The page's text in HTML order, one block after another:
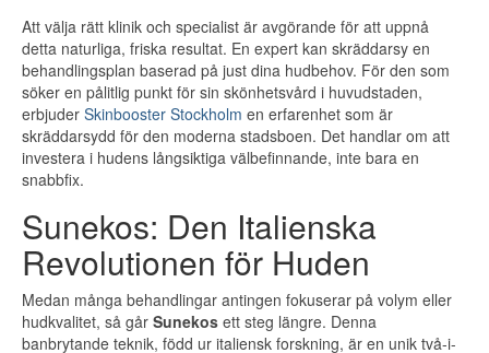
Att välja rätt klinik och specialist är avgörande för att uppnå
detta naturliga, friska resultat. En expert kan skräddarsy en
behandlingsplan baserad på just dina hudbehov. För den som
söker en pålitlig punkt för sin skönhetsvård i huvudstaden,
erbjuder Skinbooster Stockholm en erfarenhet som är
skräddarsydd för den moderna stadsboen. Det handlar om att
investera i hudens långsiktiga välbefinnande, inte bara en
snabbfix.
Sunekos: Den Italienska
Revolutionen för Huden
Medan många behandlingar antingen fokuserar på volym eller
hudkvalitet, så går Sunekos ett steg längre. Denna
banbrytande teknik, född ur italiensk forskning, är en unik två-i-